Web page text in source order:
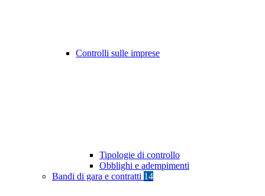
Controlli sulle imprese
Tipologie di controllo
Obblighi e adempimenti
Bandi di gara e contratti 14